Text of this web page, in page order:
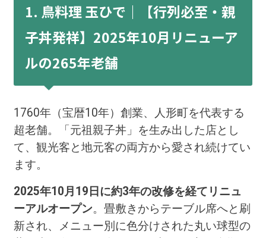
1. 鳥料理 玉ひで｜【行列必至・親
子丼発祥】2025年10月リニューア
ルの265年老舗
1760年（宝暦10年）創業、人形町を代表する
超老舗。「元祖親子丼」を生み出した店とし
て、観光客と地元客の両方から愛され続けてい
ます。
2025年10月19日に約3年の改修を経てリニュ
ーアルオープン。畳敷きからテーブル席へと刷
新され、メニュー別に色分けされた丸い球型の